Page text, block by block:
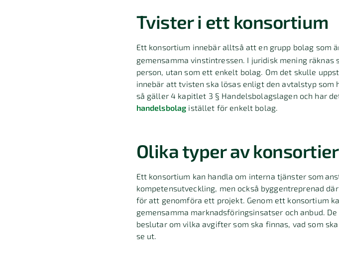
Tvister i ett konsortium
Ett konsortium innebär alltså att en grupp bolag som
gemensamma vinstintressen. I juridisk mening
person, utan som ett enkelt bolag. Om det skulle
innebär att tvisten ska lösas enligt den avtalstyp
så gäller 4 kapitlet 3 § Handelsbolagslagen och har
handelsbolag istället för enkelt bolag.
Olika typer av konsortier
Ett konsortium kan handla om interna tjänster som
kompetensutveckling, men också byggentreprenad
för att genomföra ett projekt. Genom ett konsortium
gemensamma marknadsföringsinsatser och anbud.
beslutar om vilka avgifter som ska finnas, vad som
se ut.